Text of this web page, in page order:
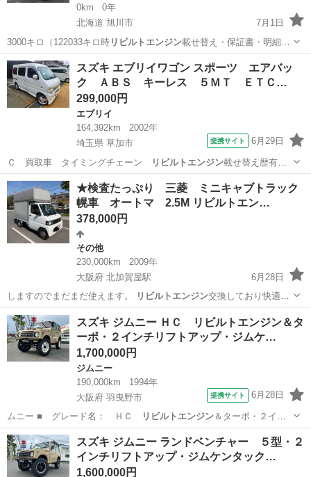
0km
0年
北海道 旭川市
7月1日
3000キロ（122033キロ時リビルトエンジン載せ替え・保証書・明細付
き） …
北海道 旭川市 キャリイ エレメント
スズキ エブリイワゴン スポーツ エアバッ
ク ＡＢＳ キーレス ５ＭＴ ＥＴＣ…
299,000円
エブリイ
164,392km
2002年
埼玉県 草加市
提携サイト 6月29日
Ｃ 買取車 タイミングチェーン リビルトエンジン載せ替え歴有。
■ 排気量： 6…
埼玉 草加市 エブリイ
★検査たっぷり 三菱 ミニキャブトラック
幌車 オートマ 2.5M リビルトエン…
378,000円
その他
230,000km
2009年
大阪府 北加賀屋駅
6月28日
しますのでまだまだ使えます。
リビルトエンジン交換しており快適で
す。 高さは…
大阪 大阪市 北加賀屋駅 リビルトエンジン
スズキ ジムニー ＨＣ リビルトエンジン＆タ
ーボ・２インチリフトアップ・ジムケ…
1,700,000円
ジムニー
190,000km
1994年
大阪府 羽曳野市
提携サイト 6月28日
ムニー ■ グレード名： ＨＣ リビルトエンジン＆ターボ・２イン
チリフトアップ・…
大阪 羽曳野市 ジムニー
スズキ ジムニー ランドベンチャー ５型・２
インチリフトアップ・ジムケンタック…
1,600,000円